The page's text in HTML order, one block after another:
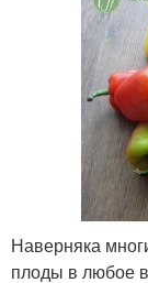
Наверняка
плоды в любое